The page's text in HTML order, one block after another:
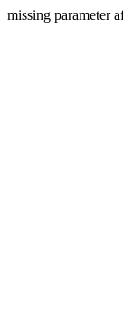
missing parameter